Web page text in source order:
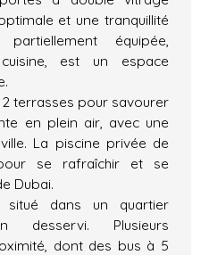
et une tranquillité
équipée,
est un espace
terrasses pour savourer
en plein air, avec une
La piscine privée de
se rafraîchir et se
Dubai.
situé dans un quartier
desservi. Plusieurs
dont des bus à 5